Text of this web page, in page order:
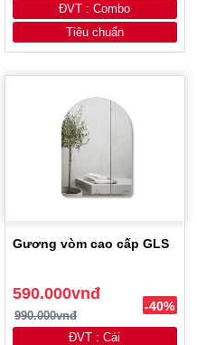
ĐVT : Combo
Tiêu chuẩn
Gương vòm cao cấp GLS
590.000vnđ
990.000vnđ
-40%
ĐVT : Cái